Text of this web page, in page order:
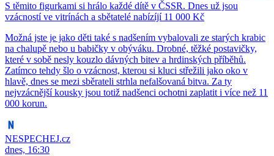
S těmito figurkami si hrálo každé dítě v ČSSR. Dnes už jsou
vzácností ve vitrínách a sbětatelé nabízíjí 11 000 Kč
Možná jste je jako děti také s nadšením vybalovali ze starých krabic
na chalupě nebo u babičky v obýváku. Drobné, těžké postavičky,
které v sobě nesly kouzlo dávných bitev a hrdinských příběhů.
Zatímco tehdy šlo o vzácnost, kterou si kluci střežili jako oko v
hlavě, dnes se mezi sběrateli strhla nefalšovaná bitva. Za ty
nejvzácnější kousky jsou totiž nadšenci ochotni zaplatit i více než 11
000 korun.
NESPECHEJ.cz
dnes, 16:30